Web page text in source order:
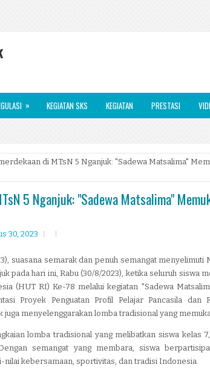
» KEGIATAN SKS KEGIATAN PRESTASI
di MTsN 5 Nganjuk: "Sadewa Matsalima"
5 Nganjuk: "Sadewa Matsalima"
30, 2023
suasana semarak dan penuh semangat menyelimuti
pada hari ini, Rabu (30/8/2023), ketika seluruh siswa
(HUT RI) Ke-78 melalui kegiatan "Sadewa
Proyek Penguatan Profil Pelajar Pancasila dan
juga menyelenggarakan lomba tradisional yang
lomba tradisional yang melibatkan siswa kelas
semangat yang membara, siswa
nilai kebersamaan, sportivitas, dan tradisi Indonesia.